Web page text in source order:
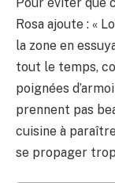
Rosa ajoute : «
la zone en
tout le temps,
poignées
prennent pas
cuisine à
se propager